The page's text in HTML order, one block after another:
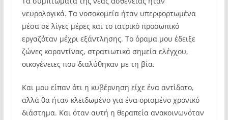
νευρολογικά. Τα νοσοκομεία ήταν υπερφορτωμένα
μέσα σε λίγες μέρες και το ιατρικό προσωπικό
εργαζόταν μέχρι εξάντλησης. Το όραμα μου έδειξε
ζώνες καραντίνας, στρατιωτικά σημεία ελέγχου,
οικογένειες που διαλύθηκαν με τη βία.
Και μου είπαν ότι η κυβέρνηση είχε ένα αντίδοτο,
αλλά θα ήταν κλειδωμένο για ένα ορισμένο χρονικό
διάστημα. Και όταν αυτή η θεραπεία ανακοινωνόταν